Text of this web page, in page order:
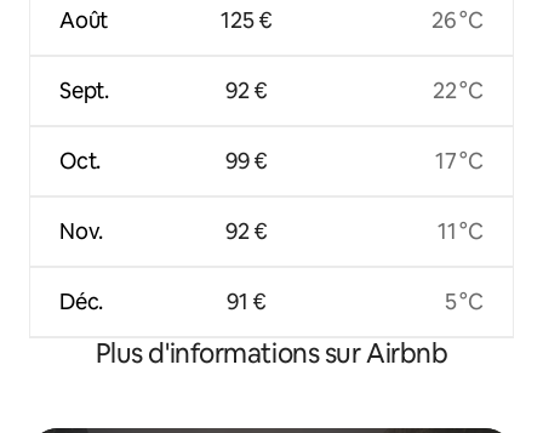
Août
Sept.
Oct.
Nov.
Déc.
125 €
92 €
99 €
92 €
91 €
26 °C
22 °C
17 °C
11 °C
5 °C
Plus d'informations sur Airbnb